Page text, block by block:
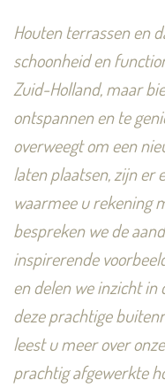
Houten terrassen en
schoonheid en
Zuid-Holland, maar
ontspannen en te
overweegt om een
laten plaatsen, zijn er
waarmee u rekening
bespreken we de
inspirerende
en delen we inzicht in
deze prachtige
leest u meer over
prachtig afgewerkte